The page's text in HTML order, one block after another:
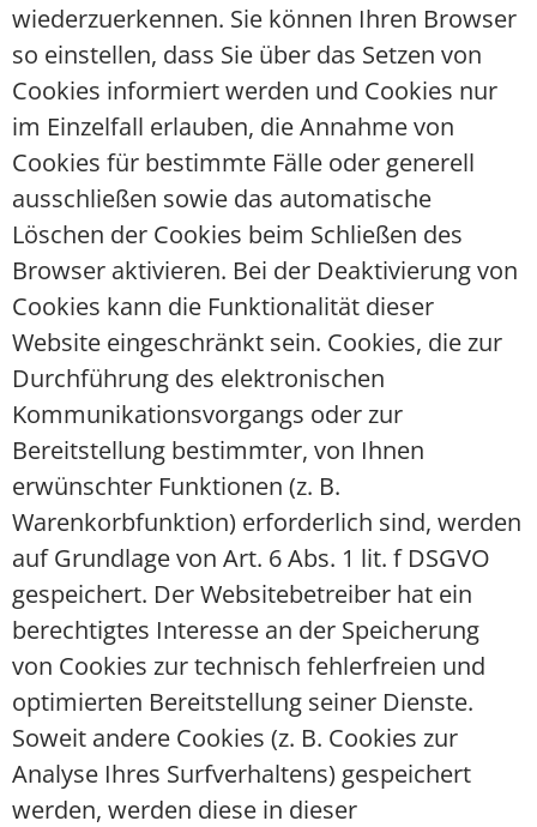
wiederzuerkennen. Sie können Ihren Browser
so einstellen, dass Sie über das Setzen von
Cookies informiert werden und Cookies nur
im Einzelfall erlauben, die Annahme von
Cookies für bestimmte Fälle oder generell
ausschließen sowie das automatische
Löschen der Cookies beim Schließen des
Browser aktivieren. Bei der Deaktivierung von
Cookies kann die Funktionalität dieser
Website eingeschränkt sein. Cookies, die zur
Durchführung des elektronischen
Kommunikationsvorgangs oder zur
Bereitstellung bestimmter, von Ihnen
erwünschter Funktionen (z. B.
Warenkorbfunktion) erforderlich sind, werden
auf Grundlage von Art. 6 Abs. 1 lit. f DSGVO
gespeichert. Der Websitebetreiber hat ein
berechtigtes Interesse an der Speicherung
von Cookies zur technisch fehlerfreien und
optimierten Bereitstellung seiner Dienste.
Soweit andere Cookies (z. B. Cookies zur
Analyse Ihres Surfverhaltens) gespeichert
werden, werden diese in dieser